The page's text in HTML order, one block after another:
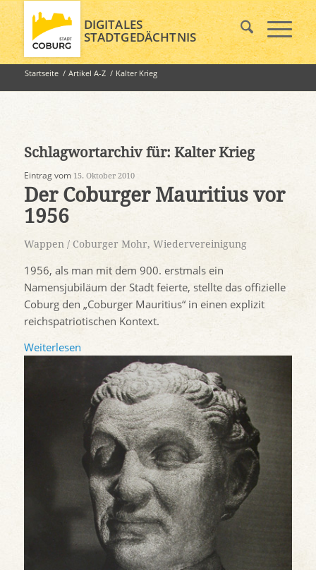
DIGITALES
STADTGEDÄCHTNIS
Startseite / Artikel A-Z / Kalter Krieg
Schlagwortarchiv für: Kalter Krieg
Eintrag vom 15. Oktober 2010
Der Coburger Mauritius vor
1956
Wappen / Coburger Mohr, Wiedervereinigung
1956, als man mit dem 900. erstmals ein
Namensjubiläum der Stadt feierte, stellte das offizielle
Coburg den „Coburger Mauritius“ in einen explizit
reichspatriotischen Kontext.
Weiterlesen